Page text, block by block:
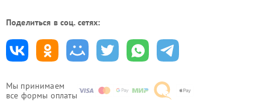
Мы принимаем
все формы оплаты
Поделиться в соц. сетях: